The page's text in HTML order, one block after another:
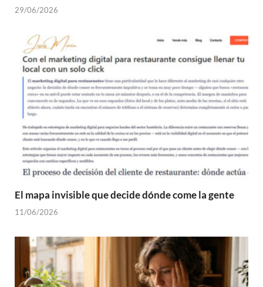
29/06/2026
El mapa invisible que decide dónde come la gente
11/06/2026